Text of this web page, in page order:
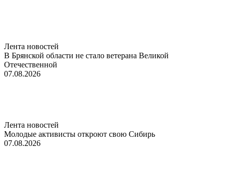
Лента новостей
В Брянской области не стало ветерана Великой
Отечественной
07.08.2026
Лента новостей
Молодые активисты откроют свою Сибирь
07.08.2026